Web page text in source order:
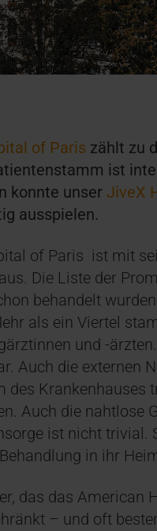
of Paris zählt zu
ist
konnte unser JiveX
ausspielen.
of Paris ist mit
Die Liste der
behandelt
als ein Viertel
und -
Auch die externen
des Krankenhauses
Auch die nahtlose
ist nicht trivial.
in ihr
das das American
– und oft